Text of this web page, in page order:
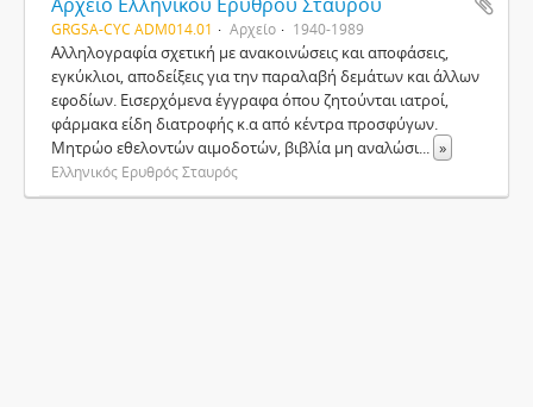
GRGSA-CYC ADM014.01 Αρχείο 1940-1989
Αλληλογραφία σχετική με ανακοινώσεις και αποφάσεις,
εγκύκλιοι, αποδείξεις για την παραλαβή δεμάτων και άλλων
εφοδίων. Εισερχόμενα έγγραφα όπου ζητούνται ιατροί,
φάρμακα είδη διατροφής κ.α από κέντρα προσφύγων.
Μητρώο εθελοντών αιμοδοτών, βιβλία μη αναλώσι... »
Ελληνικός Ερυθρός Σταυρός